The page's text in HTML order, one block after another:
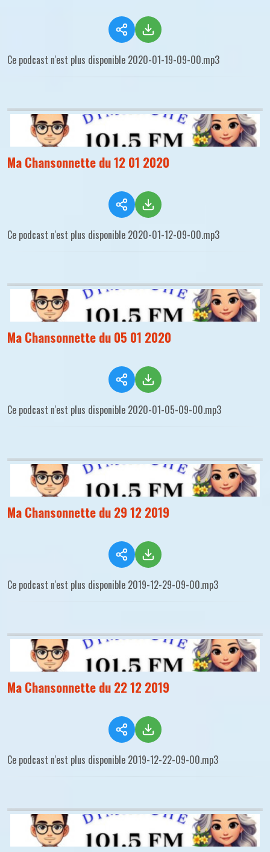
Ce podcast n'est plus disponible 2020-01-19-09-00.mp3
Ma Chansonnette du 12 01 2020
Ce podcast n'est plus disponible 2020-01-12-09-00.mp3
Ma Chansonnette du 05 01 2020
Ce podcast n'est plus disponible 2020-01-05-09-00.mp3
Ma Chansonnette du 29 12 2019
Ce podcast n'est plus disponible 2019-12-29-09-00.mp3
Ma Chansonnette du 22 12 2019
Ce podcast n'est plus disponible 2019-12-22-09-00.mp3